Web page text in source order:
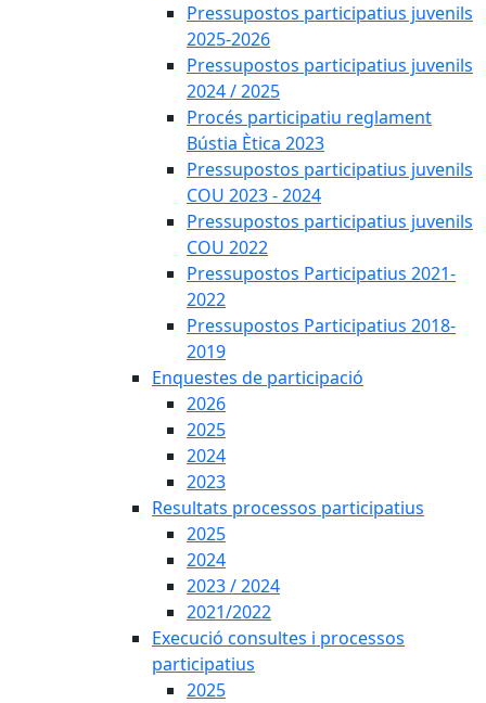
Pressupostos participatius juvenils
2025-2026
Pressupostos participatius juvenils
2024 / 2025
Procés participatiu reglament
Bústia Ètica 2023
Pressupostos participatius juvenils
COU 2023 - 2024
Pressupostos participatius juvenils
COU 2022
Pressupostos Participatius 2021-
2022
Pressupostos Participatius 2018-
2019
Enquestes de participació
2026
2025
2024
2023
Resultats processos participatius
2025
2024
2023 / 2024
2021/2022
Execució consultes i processos
participatius
2025